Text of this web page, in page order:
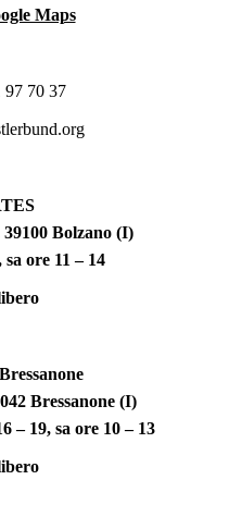
Maps
97 70 37
Bolzano (I)
sa ore 11 – 14
Bressanone (I)
– 19, sa ore 10 – 13